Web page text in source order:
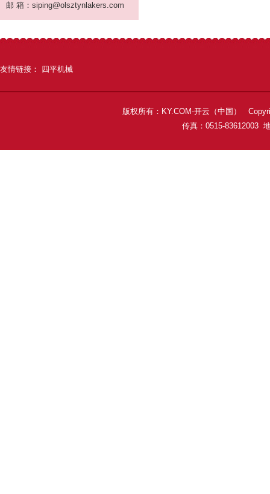
邮 箱：siping@olsztynlakers.com
友情链接： 四平机械
版权所有：KY.COM-开云（中国）
传真：0515-83612003